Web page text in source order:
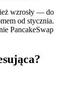
wzrosły — do
od stycznia.
PancakeSwap